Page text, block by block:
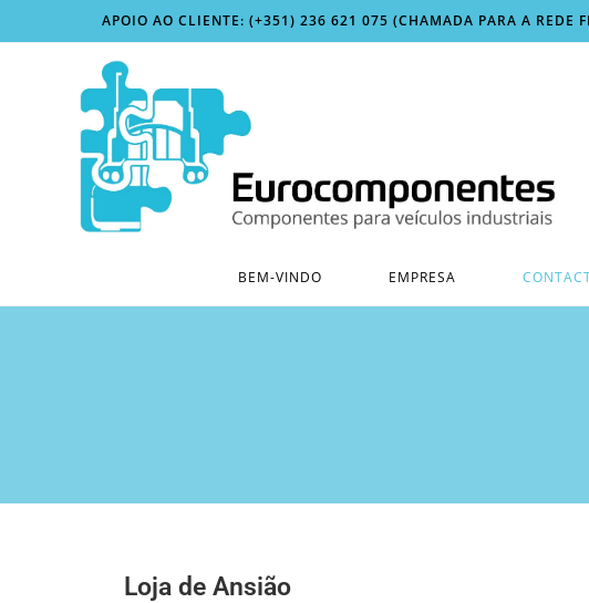
APOIO AO CLIENTE: (+351) 236 621 075 (CHAMADA PARA A REDE
BEM-VINDO EMPRESA
Loja de Ansião